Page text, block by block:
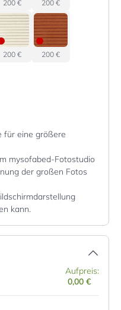
200 € 200 €
200 € 200 €
für eine größere
mysofabed-Fotostudio
der großen Fotos
kann.
Aufpreis:
0,00 €